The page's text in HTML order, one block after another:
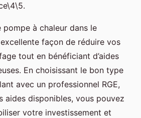
pompe à chaleur dans le
façon de réduire vos
tout en bénéficiant d’aides
En choisissant le bon type
avec un professionnel RGE,
aides disponibles, vous pouvez
votre investissement et